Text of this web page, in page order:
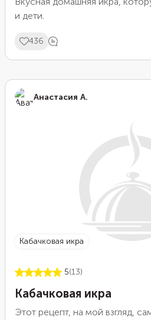
и дети.
436
Анастасия А.
кабачковая икра
5(13)
Кабачковая икра
Этот рецепт, на мой взгляд,